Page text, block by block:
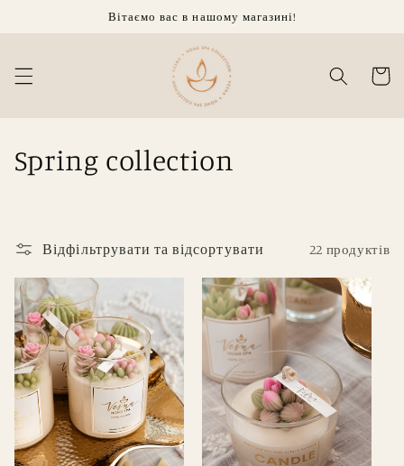
Вітаємо вас в нашому магазині!
кошик
К
е
к
ц
і
я
:
Spring collection
Відфільтрувати та відсортувати 22 продуктів